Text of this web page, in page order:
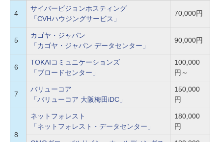
4
サイバービジョンホスティング
「CVHハウジングサービス」
70,000円
5
カゴヤ・ジャパン
「カゴヤ・ジャパン データセンター」
90,000円
6
TOKAIコミュニケーションズ
「ブロードセンター」
100,000
円～
7
バリューコア
「バリューコア 大阪梅田iDC」
150,000
円
8
ネットフォレスト
「ネットフォレスト・データセンター」
180,000
円